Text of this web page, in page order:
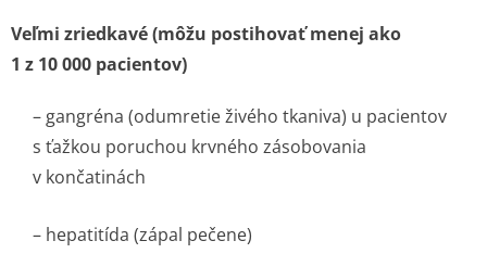
Veľmi zriedkavé (môžu postihovať menej ako
1 z 10 000 pa­cientov)
– gangréna (odumretie živého tkaniva) u pacientov
s ťažkou poruchou krvného zásobovania
v končatinách
– hepatitída (zápal pečene)